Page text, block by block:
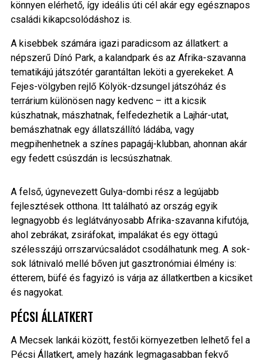
könnyen elérhető, így ideális úti cél akár egy egésznapos
családi kikapcsolódáshoz is.
A kisebbek számára igazi paradicsom az állatkert: a
népszerű Dínó Park, a kalandpark és az Afrika-szavanna
tematikájú játszótér garantáltan leköti a gyerekeket. A
Fejes-völgyben rejlő Kölyök-dzsungel játszóház és
terrárium különösen nagy kedvenc – itt a kicsik
kúszhatnak, mászhatnak, felfedezhetik a Lajhár-utat,
bemászhatnak egy állatszállító ládába, vagy
megpihenhetnek a színes papagáj-klubban, ahonnan akár
egy fedett csúszdán is lecsúszhatnak.
A felső, úgynevezett Gulya-dombi rész a legújabb
fejlesztések otthona. Itt található az ország egyik
legnagyobb és leglátványosabb Afrika-szavanna kifutója,
ahol zebrákat, zsiráfokat, impalákat és egy öttagú
szélesszájú orrszarvúcsaládot csodálhatunk meg. A sok-
sok látnivaló mellé bőven jut gasztronómiai élmény is:
étterem, büfé és fagyizó is várja az állatkertben a kicsiket
és nagyokat.
PÉCSI ÁLLATKERT
A Mecsek lankái között, festői környezetben lelhető fel a
Pécsi Állatkert, amely hazánk legmagasabban fekvő